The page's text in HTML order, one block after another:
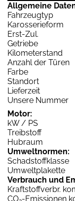
Allgemeine
Fahrzeugtyp
Karosserieform
Erst-Zul.
Getriebe
Kilometerstand
Anzahl der Türen
Farbe
Standort
Lieferzeit
Unsere Nummer
Motor:
kW / PS
Treibstoff
Hubraum
Umweltnormen:
Schadstoffklasse
Umweltplakette
Verbrauch und
Kraftstoffverbr.
CO -Emissionen